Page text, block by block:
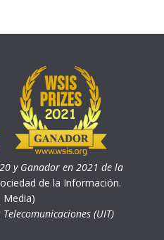
y Ganador en 2021 de la
de la Información.
Media)
(UIT)